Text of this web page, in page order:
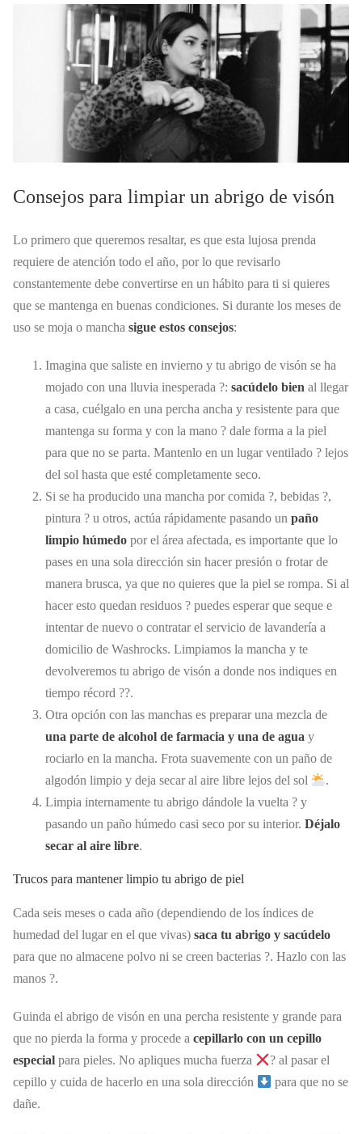
Consejos para limpiar un abrigo de visón
Lo primero que queremos resaltar, es que esta lujosa prenda
requiere de atención todo el año, por lo que revisarlo
constantemente debe convertirse en un hábito para ti si quieres
que se mantenga en buenas condiciones. Si durante los meses de
uso se moja o mancha sigue estos consejos:
Imagina que saliste en invierno y tu abrigo de visón se ha
mojado con una lluvia inesperada ?️: sacúdelo bien al llegar
a casa, cuélgalo en una percha ancha y resistente para que
mantenga su forma y con la mano ? dale forma a la piel
para que no se parta. Mantenlo en un lugar ventilado ?️ lejos
del sol hasta que esté completamente seco.
Si se ha producido una mancha por comida ?, bebidas ?,
pintura ?️ u otros, actúa rápidamente pasando un paño
limpio húmedo por el área afectada, es importante que lo
pases en una sola dirección sin hacer presión o frotar de
manera brusca, ya que no quieres que la piel se rompa. Si al
hacer esto quedan residuos ? puedes esperar que seque e
intentar de nuevo o contratar el servicio de lavandería a
domicilio de Washrocks. Limpiamos la mancha y te
devolveremos tu abrigo de visón a donde nos indiques en
tiempo récord ??.
Otra opción con las manchas es preparar una mezcla de
una parte de alcohol de farmacia y una de agua y
rociarlo en la mancha. Frota suavemente con un paño de
algodón limpio y deja secar al aire libre lejos del sol
.
Limpia internamente tu abrigo dándole la vuelta ? y
pasando un paño húmedo casi seco por su interior. Déjalo
secar al aire libre.
Trucos para mantener limpio tu abrigo de piel
Cada seis meses o cada año (dependiendo de los índices de
humedad del lugar en el que vivas) saca tu abrigo y sacúdelo
para que no almacene polvo ni se creen bacterias ?. Hazlo con las
manos ?️.
Guinda el abrigo de visón en una percha resistente y grande para
que no pierda la forma y procede a cepillarlo con un cepillo
especial para pieles. No apliques mucha fuerza
? al pasar el
cepillo y cuida de hacerlo en una sola dirección
para que no se
dañe.